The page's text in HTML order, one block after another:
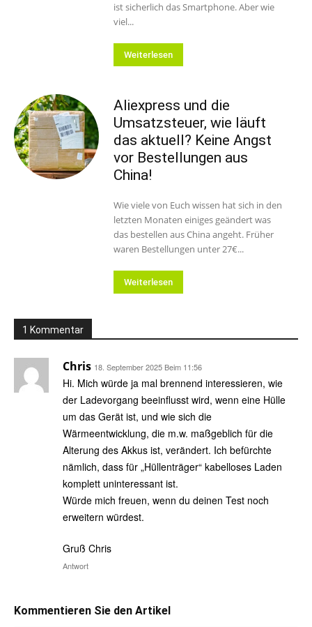
ist sicherlich das Smartphone. Aber wie
viel...
Weiterlesen
Aliexpress und die
Umsatzsteuer, wie läuft
das aktuell? Keine Angst
vor Bestellungen aus
China!
Wie viele von Euch wissen hat sich in den
letzten Monaten einiges geändert was
das bestellen aus China angeht. Früher
waren Bestellungen unter 27€...
Weiterlesen
1 Kommentar
Chris 18. September 2025 Beim 11:56
Hi. Mich würde ja mal brennend interessieren, wie
der Ladevorgang beeinflusst wird, wenn eine Hülle
um das Gerät ist, und wie sich die
Wärmeentwicklung, die m.w. maßgeblich für die
Alterung des Akkus ist, verändert. Ich befürchte
nämlich, dass für „Hüllenträger“ kabelloses Laden
komplett uninteressant ist.
Würde mich freuen, wenn du deinen Test noch
erweitern würdest.
Gruß Chris
Antwort
Kommentieren Sie den Artikel